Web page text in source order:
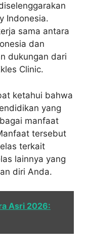
Indonesia.
sama antara
dan
dukungan dari
Clinic.
ketahui bahwa
yang
manfaat
tersebut
terkait
lainnya yang
diri Anda.
Asri 2026: